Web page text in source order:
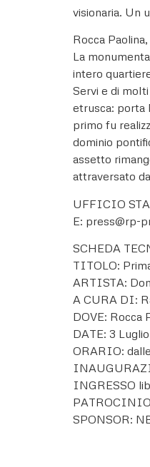
visionaria. Un
Rocca
La
intero
Servi e di
etrusca: porta
primo fu
dominio
assetto
attraversato
UFFICIO
E: press@rp-
SCHEDA
TITOLO:
ARTISTA:
A CURA DI:
DOVE: Rocca
DATE: 3
ORARIO:
INGRESSO
SPONSOR: